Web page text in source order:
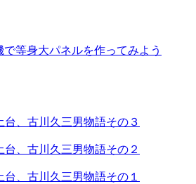
で等身大パネルを作ってみよう
台、古川久三男物語その３
、古川久三男物語その２
、古川久三男物語その１